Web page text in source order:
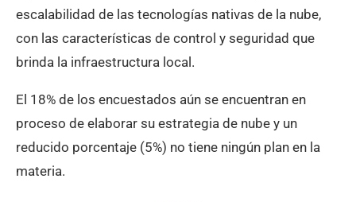
escalabilidad de las tecnologías nativas de la nube,
con las características de control y seguridad que
brinda la infraestructura local.
El 18% de los encuestados aún se encuentran en
proceso de elaborar su estrategia de nube y un
reducido porcentaje (5%) no tiene ningún plan en la
materia.